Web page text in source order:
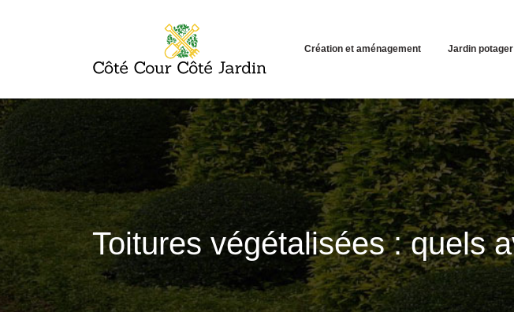
Création et aménagement Jardin potager
Toitures végétalisées : quels